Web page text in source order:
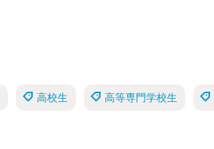
高校生 高等専門学校生